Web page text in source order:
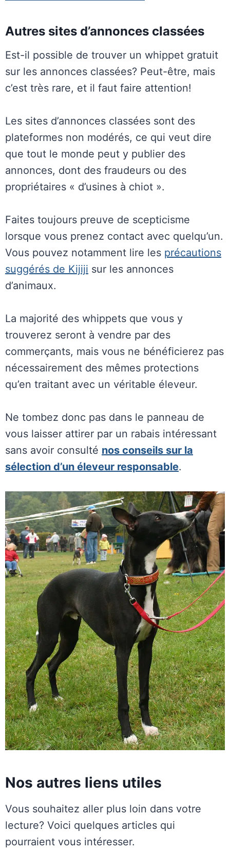
Autres sites d’annonces classées
Est-il possible de trouver un whippet gratuit
sur les annonces classées? Peut-être, mais
c’est très rare, et il faut faire attention!
Les sites d’annonces classées sont des
plateformes non modérés, ce qui veut dire
que tout le monde peut y publier des
annonces, dont des fraudeurs ou des
propriétaires « d’usines à chiot ».
Faites toujours preuve de scepticisme
lorsque vous prenez contact avec quelqu’un.
Vous pouvez notamment lire les précautions
suggérés de Kijiji sur les annonces
d’animaux.
La majorité des whippets que vous y
trouverez seront à vendre par des
commerçants, mais vous ne bénéficierez pas
nécessairement des mêmes protections
qu’en traitant avec un véritable éleveur.
Ne tombez donc pas dans le panneau de
vous laisser attirer par un rabais intéressant
sans avoir consulté nos conseils sur la
sélection d’un éleveur responsable.
Nos autres liens utiles
Vous souhaitez aller plus loin dans votre
lecture? Voici quelques articles qui
pourraient vous intéresser.